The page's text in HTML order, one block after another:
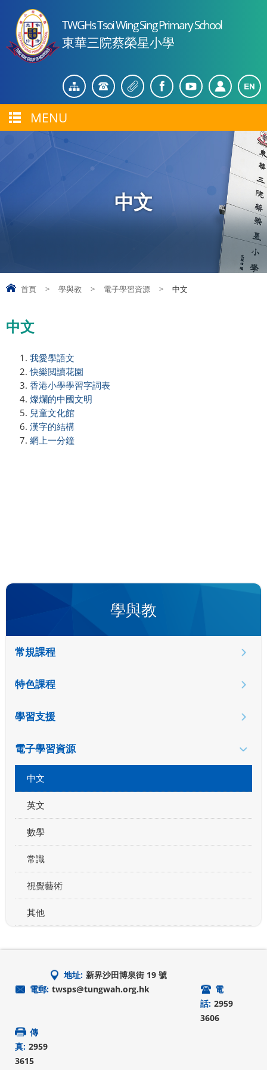
TWGHs Tsoi Wing Sing Primary School
東華三院蔡榮星小學
MENU
中文
首頁 > 學與教 > 電子學習資源 > 中文
中文
我愛學語文
快樂閲讀花園
香港小學學習字詞表
燦爛的中國文明
兒童文化館
漢字的結構
網上一分鐘
學與教
常規課程
特色課程
學習支援
電子學習資源
中文
英文
數學
常識
視覺藝術
其他
地址: 新界沙田博泉街 19 號
電郵: twsps@tungwah.org.hk
電
話: 2959
3606
傳
真: 2959
3615